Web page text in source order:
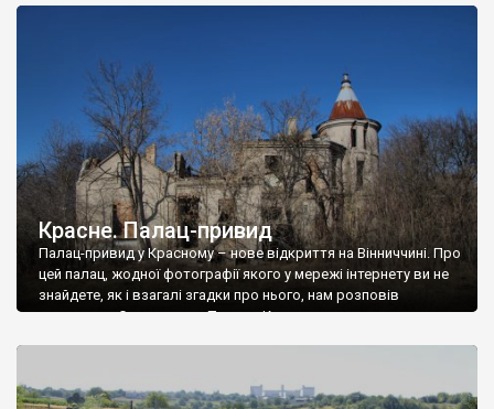
Красне. Палац-привид
Палац-привид у Красному – нове відкриття на Вінниччині. Про
цей палац, жодної фотографії якого у мережі інтернету ви не
знайдете, як і взагалі згадки про нього, нам розповів
мешканець Самгородка. Палац у Красному вразив не лише